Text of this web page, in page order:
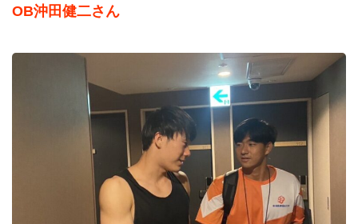
OB沖田健二さん